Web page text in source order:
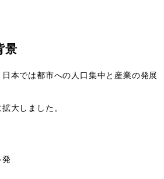
景
本では都市への人口集中と産業の発展
大しました。